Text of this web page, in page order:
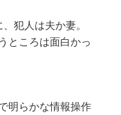
犯人は夫か妻。
ところは面白かっ
明らかな情報操作